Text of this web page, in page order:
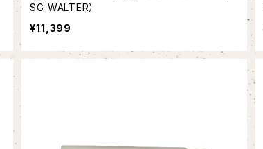
SG WALTER）
¥11,399